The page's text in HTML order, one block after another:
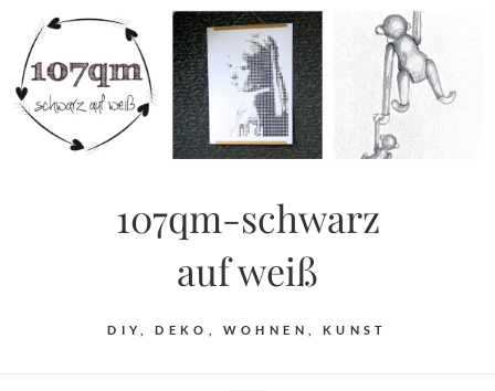
content
107qm-schwarz
auf weiß
DIY, DEKO, WOHNEN, KUNST